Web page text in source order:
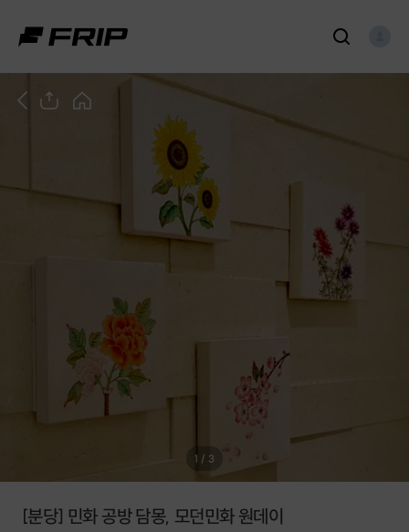
1 / 3
[분당] 민화 공방 담몽, 모던민화 원데이